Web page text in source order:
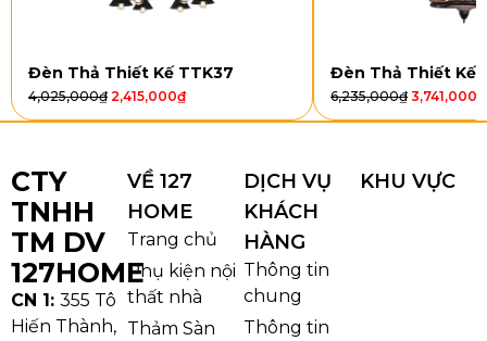
50W
app
THD602N1500
LED
90W
L1500
Inox
Điều
qua
app
Kiểu dáng và chất liệu
Đèn thả hiện đại THD602sở hữu thiết kế thanh
thoát với những đường cong mềm mại, tạo cảm giác
Đèn Thả Thiết Kế TTK37
4,025,000₫ 2,415,000₫
Đèn Thả Thiết Kế
6,235,000₫ 3,741,000
CTY
TNHH
TM DV
127HOME
CN 1: 355 Tô
Hiến Thành,
VỀ 127
HOME
Trang chủ
Phụ kiện nội
thất nhà
Thảm Sàn
DỊCH VỤ
KHÁCH
HÀNG
Thông tin
chung
Thông tin
KHU VỰC